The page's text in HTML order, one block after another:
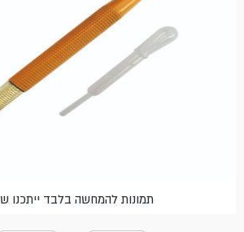
*תמונות להמחשה בלבד ייתכנו